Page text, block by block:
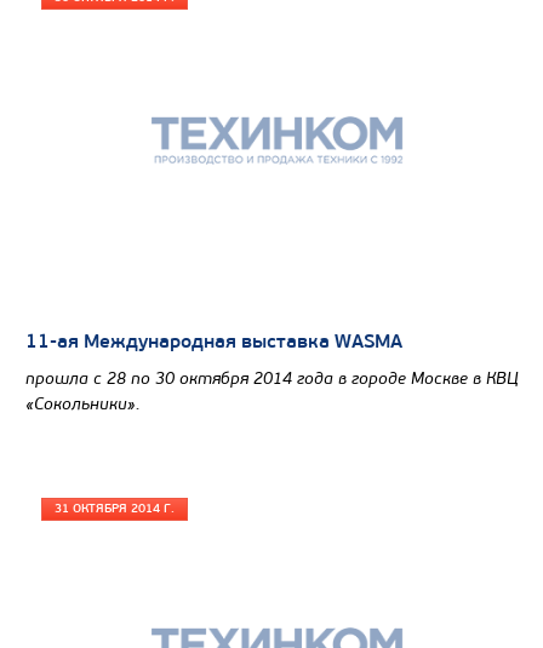
11-ая Международная выставка WASMA
прошла с 28 по 30 октября 2014 года в городе Москве в КВЦ
«Сокольники».
31 ОКТЯБРЯ 2014 Г.